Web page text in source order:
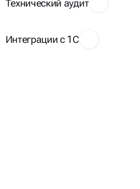
Технический аудит
Интеграции с 1С